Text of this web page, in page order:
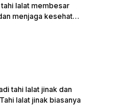
lalat membesar
menjaga kesehatan
tahi lalat jinak dan
lalat jinak biasanya